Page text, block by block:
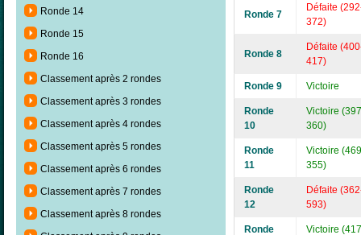
Ronde 14
Ronde 15
Ronde 16
Classement après 2 rondes
Classement après 3 rondes
Classement après 4 rondes
Classement après 5 rondes
Classement après 6 rondes
Classement après 7 rondes
Classement après 8 rondes
Ronde 7
Défaite
372)
Ronde 8
Défaite
417)
Ronde 9 Victoire
Ronde
10
Victoire
360)
Ronde
11
Victoire
355)
Ronde
12
Défaite
593)
Ronde
Victoire